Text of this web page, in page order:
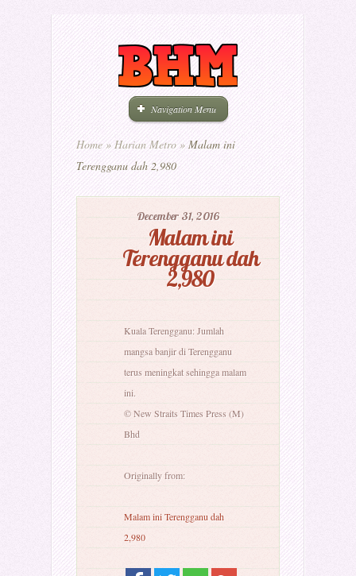
Navigation Menu
Home » Harian Metro » Malam ini
Terengganu dah 2,980
December 31, 2016
Malam ini
Terengganu dah
2,980
Kuala Terengganu: Jumlah
mangsa banjir di Terengganu
terus meningkat sehingga malam
ini.
© New Straits Times Press (M)
Bhd
Originally from:
Malam ini Terengganu dah
2,980